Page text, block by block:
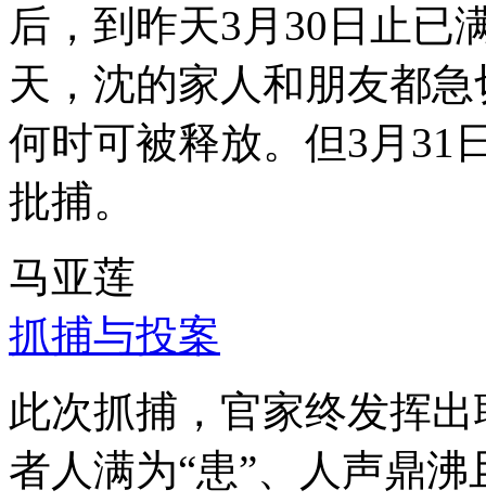
后，到昨天3月30日止已
天，沈的家人和朋友都
何时可被释放。但3月31
批捕。
马亚莲
抓捕与投案
此次抓捕，官家终发挥
者人满为“患”、人声鼎